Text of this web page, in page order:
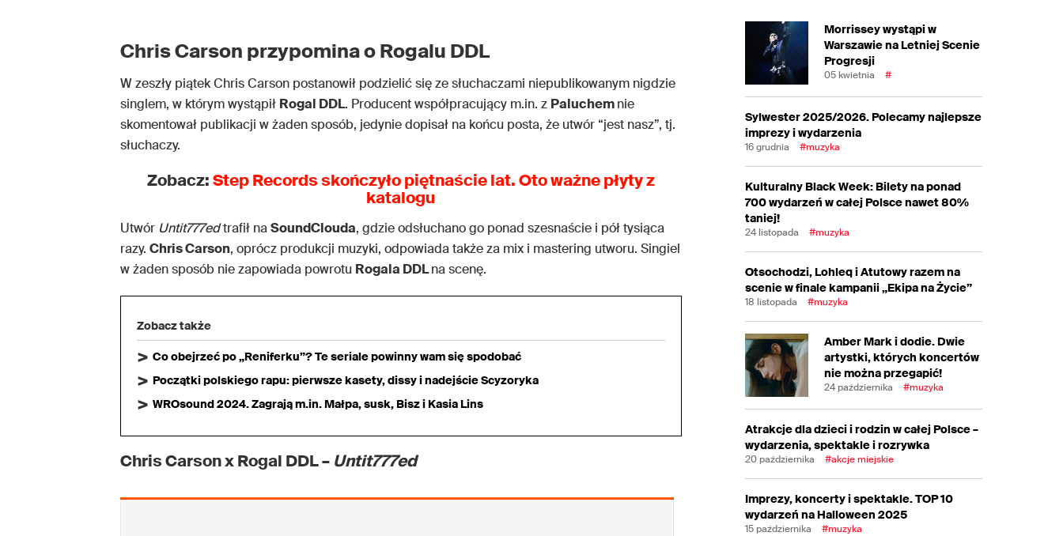
Chris Carson przypomina o Rogalu DDL
W zeszły piątek Chris Carson postanowił podzielić się ze słuchaczami niepublikowanym nigdzie
singlem, w którym wystąpił Rogal DDL. Producent współpracujący m.in. z Paluchemnie
skomentował publikacji w żaden sposób, jedynie dopisał na końcu posta, że utwór “jest nasz”, tj.
słuchaczy.
Zobacz:Step Records skończyło piętnaście lat. Oto ważne płyty z
katalogu
Utwór Untit777edtrafił naSoundClouda, gdzie odsłuchano go ponad szesnaście i pół tysiąca
razy. Chris Carson, oprócz produkcji muzyki, odpowiada także za mix i mastering utworu. Singiel
w żaden sposób nie zapowiada powrotu Rogala DDLna scenę.
Zobacz także
Co obejrzeć po „Reniferku”? Te seriale powinny wam się spodobać
Początki polskiego rapu: pierwsze kasety, dissy i nadejście Scyzoryka
WROsound 2024. Zagrają m.in. Małpa, susk, Bisz i Kasia Lins
Chris Carson x Rogal DDL – Untit777ed
Morrissey wystąpi w
Warszawie na Letniej Scenie
Progresji
05 kwietnia #
Sylwester 2025/2026. Polecamy najlepsze
imprezy i wydarzenia
16 grudnia #muzyka
Kulturalny Black Week: Bilety na ponad
700 wydarzeń w całej Polsce nawet 80%
taniej!
24 listopada #muzyka
Otsochodzi, Lohleq i Atutowy razem na
scenie w finale kampanii „Ekipa na Życie”
18 listopada #muzyka
Amber Mark i dodie. Dwie
artystki, których koncertów
nie można przegapić!
24 października #muzyka
Atrakcje dla dzieci i rodzin w całej Polsce –
wydarzenia, spektakle i rozrywka
20 października #akcje miejskie
Imprezy, koncerty i spektakle. TOP 10
wydarzeń na Halloween 2025
15 października #muzyka